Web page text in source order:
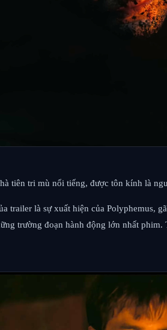
tiên tri mù nổi tiếng, được tôn kính là
trailer là sự xuất hiện của Polyphemus,
trường đoạn hành động lớn nhất